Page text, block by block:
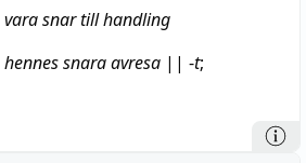
vara snar tillhandling
hennessnaraavresa || -t;